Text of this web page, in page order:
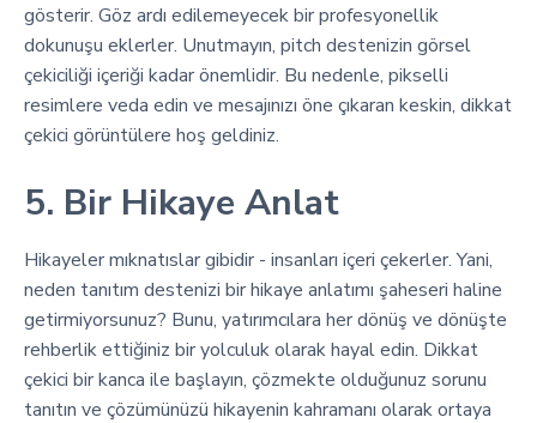
gösterir. Göz ardı edilemeyecek bir profesyonellik
dokunuşu eklerler. Unutmayın, pitch destenizin görsel
çekiciliği içeriği kadar önemlidir. Bu nedenle, pikselli
resimlere veda edin ve mesajınızı öne çıkaran keskin, dikkat
çekici görüntülere hoş geldiniz.
5. Bir Hikaye Anlat
Hikayeler mıknatıslar gibidir - insanları içeri çekerler. Yani,
neden tanıtım destenizi bir hikaye anlatımı şaheseri haline
getirmiyorsunuz? Bunu, yatırımcılara her dönüş ve dönüşte
rehberlik ettiğiniz bir yolculuk olarak hayal edin. Dikkat
çekici bir kanca ile başlayın, çözmekte olduğunuz sorunu
tanıtın ve çözümünüzü hikayenin kahramanı olarak ortaya